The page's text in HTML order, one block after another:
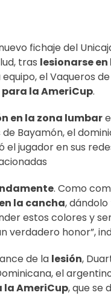
fichaje del
tras lesionarse
el Vaqueros
la AmeriCup.
en la zona lumbar
Bayamón, el
el jugador en sus
. Como
la cancha,
estos colores y
verdadero honor”,
de la lesión,
el
la AmeriCup, que se